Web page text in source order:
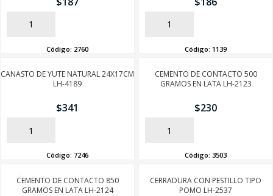
AÑADIR
Código: 2760
AÑADIR
Código: 1139
CANASTO DE YUTE NATURAL 24X17CM
LH-4189
$341
AÑADIR
Código: 7246
CEMENTO DE CONTACTO 500
GRAMOS EN LATA LH-2123
$230
AÑADIR
Código: 3503
CEMENTO DE CONTACTO 850
GRAMOS EN LATA LH-2124
CERRADURA CON PESTILLO TIPO
POMO LH-2537